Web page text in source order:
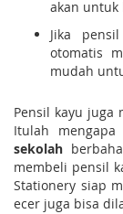
akan untuk
Jika
otomatis
mudah
Pensil kayu juga
Itulah
sekolah
membeli pensil
Stationery siap
ecer juga bisa